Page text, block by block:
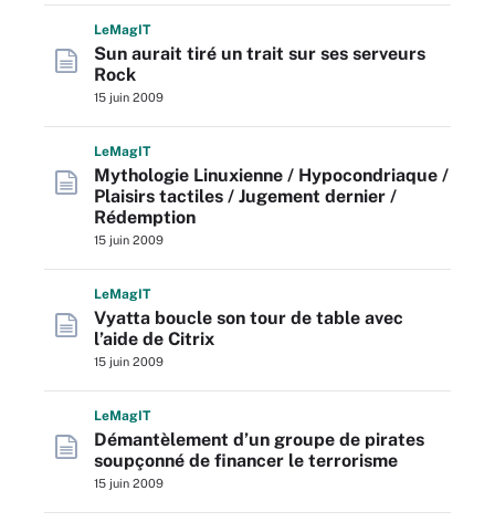
LeMagIT
Sun aurait tiré un trait sur ses serveurs
Rock
15 juin 2009
LeMagIT
Mythologie Linuxienne / Hypocondriaque /
Plaisirs tactiles / Jugement dernier /
Rédemption
15 juin 2009
LeMagIT
Vyatta boucle son tour de table avec
l’aide de Citrix
15 juin 2009
LeMagIT
Démantèlement d’un groupe de pirates
soupçonné de financer le terrorisme
15 juin 2009